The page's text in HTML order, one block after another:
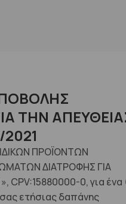
ΤΗΝ
ΠΡΟΪΟΝΤΩΝ
ΔΙΑΤΡΟΦΗΣ ΓΙΑ
CPV:15880000-0, για ένα
ετήσιας δαπάνης